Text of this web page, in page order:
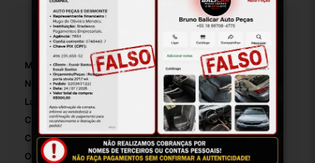
Especificações
Marca:
Número De Peça: 4433
Lado: Direito
Com Luz: False
Com Espelho: True
Origem: